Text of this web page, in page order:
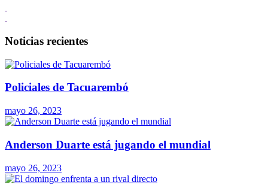
Noticias recientes
Policiales de Tacuarembó
mayo 26, 2023
Anderson Duarte está jugando el mundial
mayo 26, 2023